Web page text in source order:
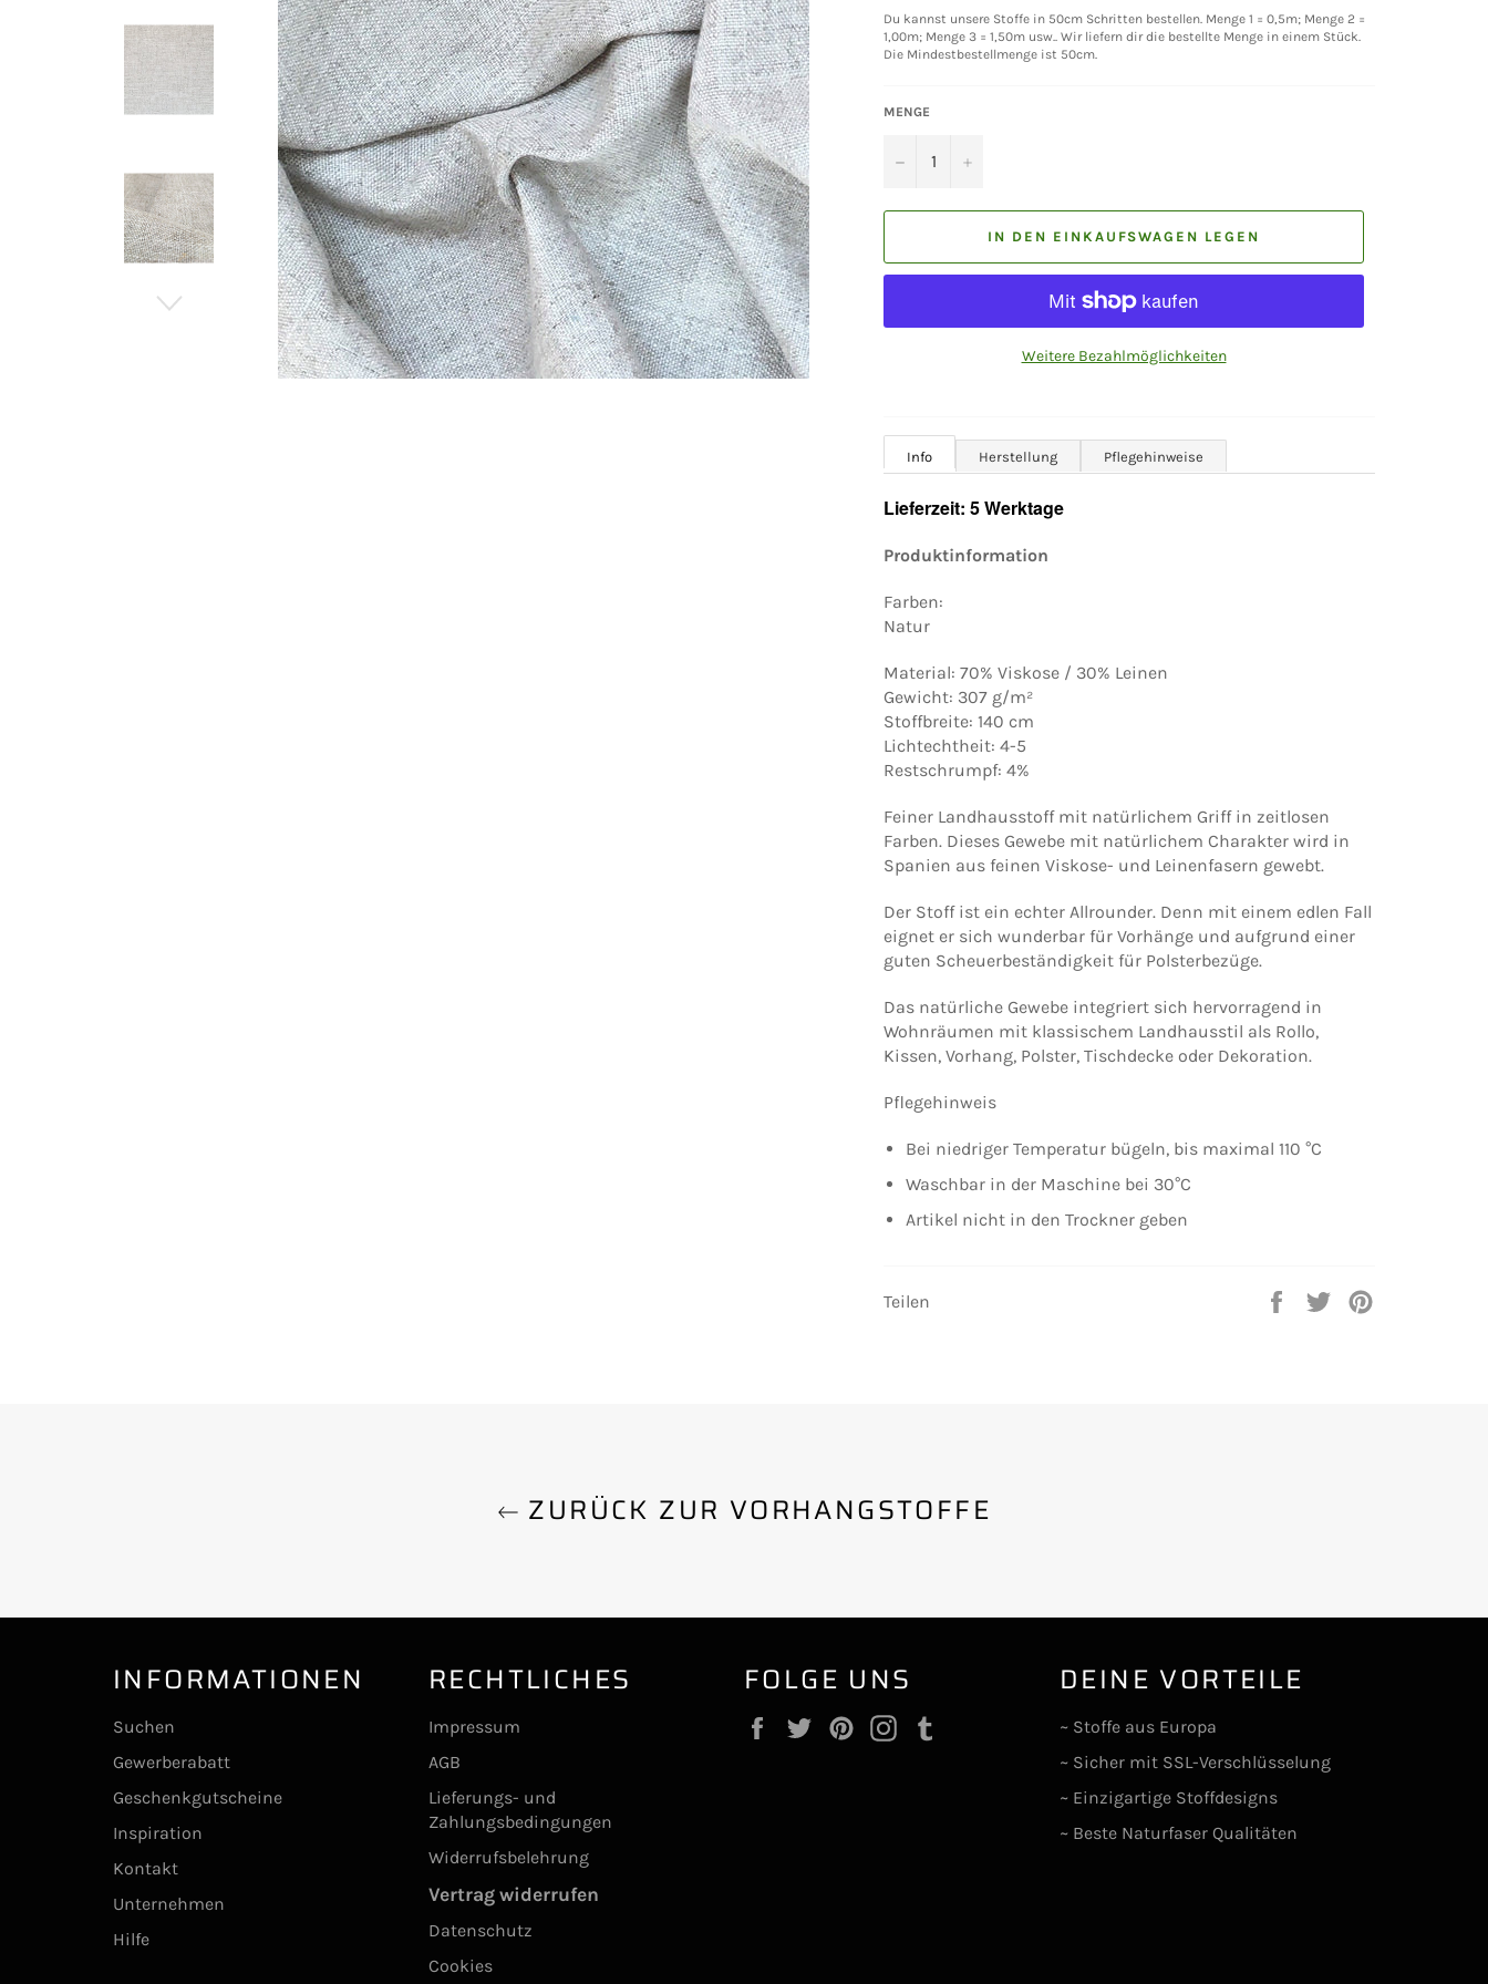
Du kannst unsere Stoffe in 50cm Schritten bestellen. Menge 1 = 0,5m; Menge 2 =
1,00m; Menge 3 = 1,50m usw.. Wir liefern dir die bestellte Menge in einem Stück.
Die Mindestbestellmenge ist 50cm.
MENGE
− +
IN DEN EINKAUFSWAGEN LEGEN
Weitere Bezahlmöglichkeiten
Info Herstellung Pflegehinweise
Lieferzeit: 5 Werktage
Produktinformation
Farben:
Natur
Material: 70% Viskose / 30% Leinen
Gewicht: 307 g/m²
Stoffbreite: 140 cm
Lichtechtheit: 4-5
Restschrumpf: 4%
Feiner Landhausstoff mit natürlichem Griff in zeitlosen
Farben. Dieses Gewebe mit natürlichem Charakter wird in
Spanien aus feinen Viskose- und Leinenfasern gewebt.
Der Stoff ist ein echter Allrounder. Denn mit einem edlen Fall
eignet er sich wunderbar für Vorhänge und aufgrund einer
guten Scheuerbeständigkeit für Polsterbezüge.
Das natürliche Gewebe integriert sich hervorragend in
Wohnräumen mit klassischem Landhausstil als Rollo,
Kissen, Vorhang, Polster, Tischdecke oder Dekoration.
Pflegehinweis
Bei niedriger Temperatur bügeln, bis maximal 110 °C
Waschbar in der Maschine bei 30°C
Artikel nicht in den Trockner geben
Teilen
Auf
Auf
ZURÜCK ZUR VORHANGSTOFFE
INFORMATIONEN
Suchen
Gewerberabatt
Geschenkgutscheine
Inspiration
Kontakt
Unternehmen
Hilfe
RECHTLICHES
Impressum
AGB
Lieferungs- und
Zahlungsbedingungen
Widerrufsbelehrung
Vertrag widerrufen
Datenschutz
Cookies
FOLGE UNS
FacebookTwitterPinterestInstagram
DEINE VORTEILE
~ Stoffe aus Europa
~ Sicher mit SSL-Verschlüsselung
~ Einzigartige Stoffdesigns
~ Beste Naturfaser Qualitäten